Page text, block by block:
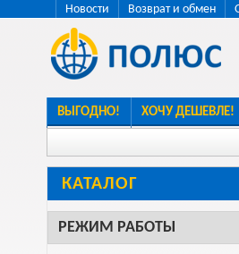
Новости Возврат и обмен
ВЫГОДНО! ХОЧУ ДЕШЕВЛЕ!
КАТАЛОГ
РЕЖИМ РАБОТЫ